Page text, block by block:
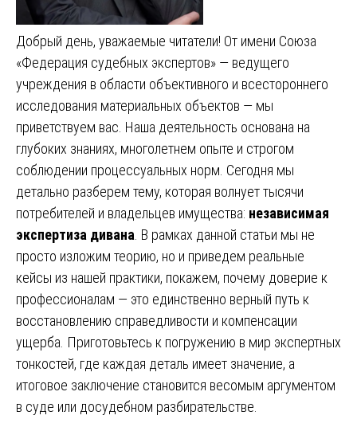
Добрый день, уважаемые читатели! От имени Союза
«Федерация судебных экспертов» — ведущего
учреждения в области объективного и всестороннего
исследования материальных объектов — мы
приветствуем вас. Наша деятельность основана на
глубоких знаниях, многолетнем опыте и строгом
соблюдении процессуальных норм. Сегодня мы
детально разберем тему, которая волнует тысячи
потребителей и владельцев имущества: независимая
экспертиза дивана . В рамках данной статьи мы не
просто изложим теорию, но и приведем реальные
кейсы из нашей практики, покажем, почему доверие к
профессионалам — это единственно верный путь к
восстановлению справедливости и компенсации
ущерба. Приготовьтесь к погружению в мир экспертных
тонкостей, где каждая деталь имеет значение, а
итоговое заключение становится весомым аргументом
в суде или досудебном разбирательстве.